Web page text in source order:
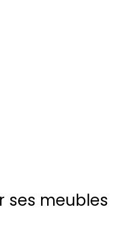
ses meubles